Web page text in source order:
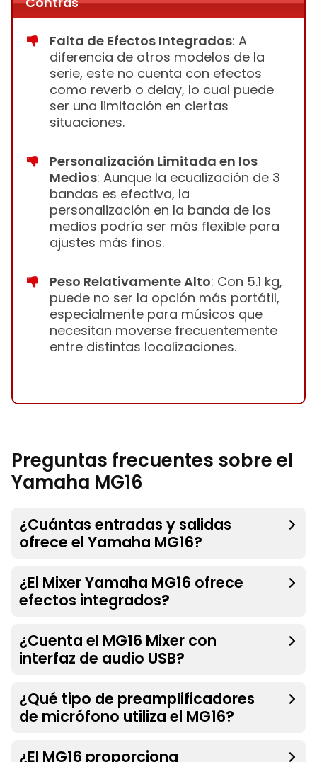
Falta de Efectos Integrados: A
diferencia de otros modelos de la
serie, este no cuenta con efectos
como reverb o delay, lo cual puede
ser una limitación en ciertas
situaciones.
Personalización Limitada en los
Medios: Aunque la ecualización de 3
bandas es efectiva, la
personalización en la banda de los
medios podría ser más flexible para
ajustes más finos.
Peso Relativamente Alto: Con 5.1 kg,
puede no ser la opción más portátil,
especialmente para músicos que
necesitan moverse frecuentemente
entre distintas localizaciones.
Preguntas frecuentes sobre el
Yamaha MG16
¿Cuántas entradas y salidas
ofrece el Yamaha MG16?
¿El Mixer Yamaha MG16 ofrece
efectos integrados?
¿Cuenta el MG16 Mixer con
interfaz de audio USB?
¿Qué tipo de preamplificadores
de micrófono utiliza el MG16?
¿El MG16 proporciona